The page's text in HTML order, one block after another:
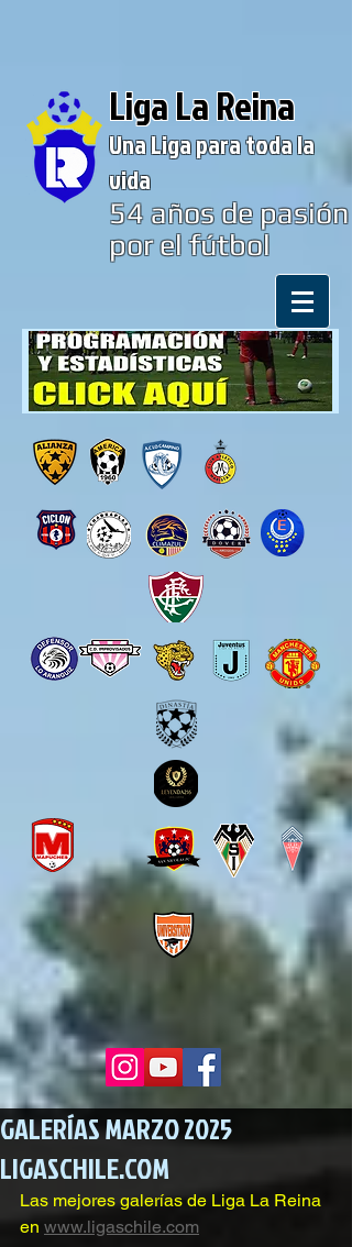
Liga La Reina
Una Liga para toda la
vida
54años de pasión
por el fútbol
GALERÍAS MARZO 2025
LIGASCHILE.COM
Las mejores galerías de Liga La Reina
en www.ligaschile.com